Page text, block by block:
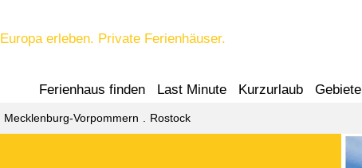
Europa erleben. Private Ferienhäuser.
Ferienhaus finden Last Minute Kurzurlaub Gebiete
Mecklenburg-Vorpommern Rostock